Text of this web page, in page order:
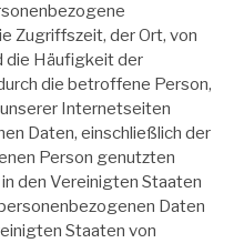
Zugriffszeit, der Ort, von
die Häufigkeit der
die betroffene Person,
Internetseiten
Daten, einschließlich der
Person genutzten
den Vereinigten Staaten
Daten
Staaten von